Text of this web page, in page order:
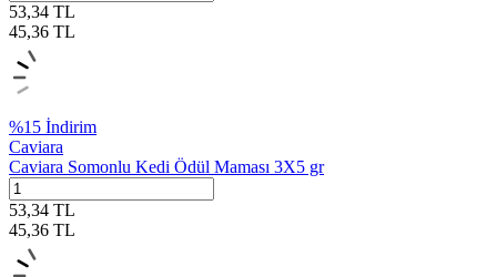
53,34 TL
45,36 TL
%15 İndirim
Caviara
Caviara Somonlu Kedi Ödül Maması 3X5 gr
53,34 TL
45,36 TL